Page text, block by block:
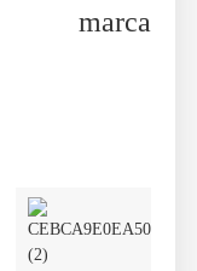
marca